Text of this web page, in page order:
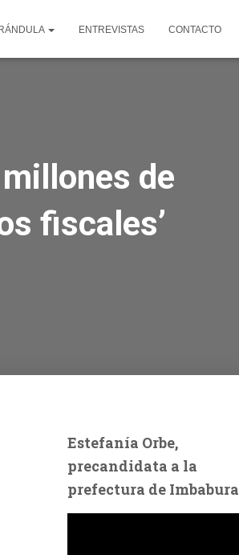
ENTREVISTAS CONTACTO
de
fiscales’
Estefanía Orbe,
precandidata a la
prefectura de Imbabura